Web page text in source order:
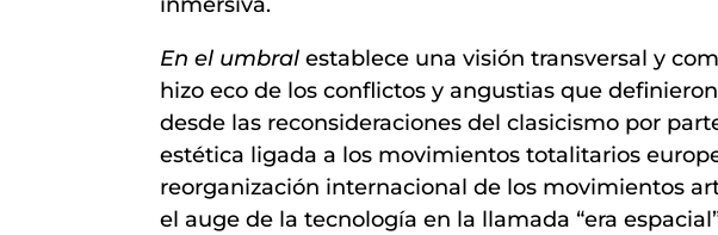
En el umbral establece una visión transversal y
hizo eco de los conflictos y angustias que
desde las reconsideraciones del clasicismo por
estética ligada a los movimientos totalitarios
reorganización internacional de los movimientos
el auge de la tecnología en la llamada “era